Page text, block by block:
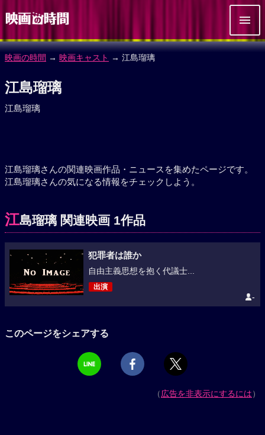
映画の時間 → 映画キャスト → 江島瑠璃
江島瑠璃
江島瑠璃
江島瑠璃さんの関連映画作品・ニュースを集めたページです。
江島瑠璃さんの気になる情報をチェックしよう。
江島瑠璃 関連映画 1作品
犯罪者は誰か
自由主義思想を抱く代議士...
出演
-
このページをシェアする
（広告を非表示にするには）